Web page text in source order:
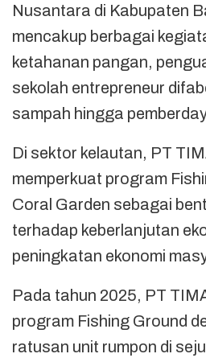
Nusantara di Kabupaten
mencakup berbagai
ketahanan pangan,
sekolah entrepreneur
sampah hingga
Di sektor kelautan, PT
memperkuat program
Coral Garden sebagai
terhadap keberlanjutan
peningkatan ekonomi
Pada tahun 2025, PT
program Fishing Ground
ratusan unit rumpon di